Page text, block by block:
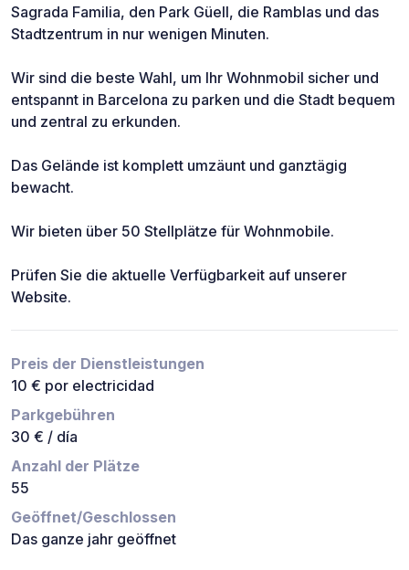
Sagrada Familia, den Park Güell, die Ramblas und das
Stadtzentrum in nur wenigen Minuten.
Wir sind die beste Wahl, um Ihr Wohnmobil sicher und
entspannt in Barcelona zu parken und die Stadt bequem
und zentral zu erkunden.
Das Gelände ist komplett umzäunt und ganztägig
bewacht.
Wir bieten über 50 Stellplätze für Wohnmobile.
Prüfen Sie die aktuelle Verfügbarkeit auf unserer
Website.
Preis der Dienstleistungen
10 € por electricidad
Parkgebühren
30 € / día
Anzahl der Plätze
55
Geöffnet/Geschlossen
Das ganze jahr geöffnet